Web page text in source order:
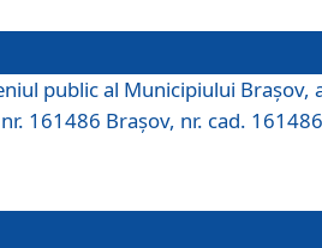
public al Municipiului Braşov,
161486 Brașov, nr. cad.